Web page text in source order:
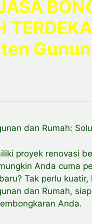
dan Rumah:
proyek renovasi
Anda cuma
Tak perlu
dan Rumah,
Anda.